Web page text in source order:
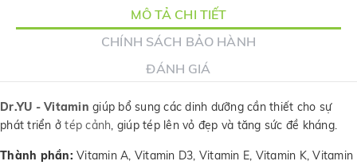
MÔ TẢ CHI TIẾT
CHÍNH SÁCH BẢO HÀNH
ĐÁNH GIÁ
Dr.YU - Vitamin giúp bổ sung các dinh dưỡng cần thiết cho sự
phát triển ở tép cảnh, giúp tép lên vỏ đẹp và tăng sức đề kháng.
Thành phần: Vitamin A, Vitamin D3, Vitamin E, Vitamin K, Vitamin